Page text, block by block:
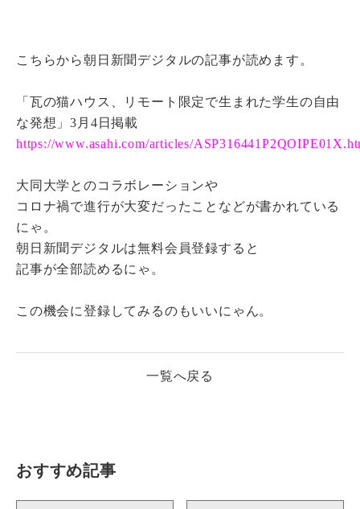
こちらから朝日新聞デジタルの記事が読めます。
「瓦の猫ハウス、リモート限定で生まれた学生の自由
な発想」3月4日掲載
https://www.asahi.com/articles/
大同大学とのコラボレーションや
コロナ禍で進行が大変だったことなどが書かれている
にゃ。
朝日新聞デジタルは無料会員登録すると
記事が全部読めるにゃ。
この機会に登録してみるのもいいにゃん。
一覧へ戻る
おすすめ記事